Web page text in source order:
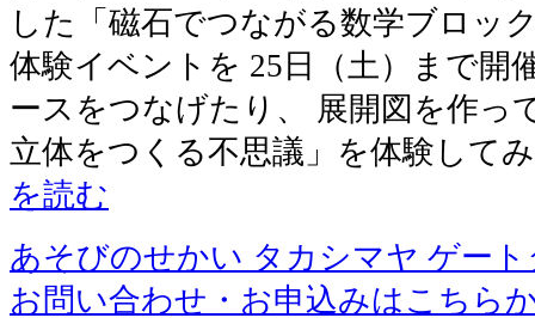
した「磁石でつながる数学ブロッ
体験イベントを 25日（土）まで開
ースをつなげたり、 展開図を作っ
立体をつくる不思議」を体験して
を読む
あそびのせかい タカシマヤ ゲー
お問い合わせ・お申込みはこちら